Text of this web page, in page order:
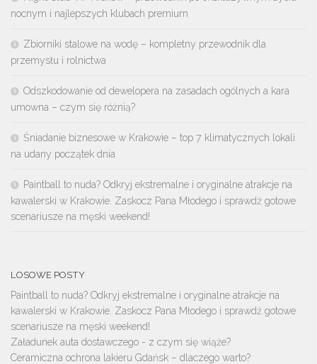
nocnym i najlepszych klubach premium
Zbiorniki stalowe na wodę – kompletny przewodnik dla
przemysłu i rolnictwa
Odszkodowanie od dewelopera na zasadach ogólnych a kara
umowna – czym się różnią?
Śniadanie biznesowe w Krakowie – top 7 klimatycznych lokali
na udany początek dnia
Paintball to nuda? Odkryj ekstremalne i oryginalne atrakcje na
kawalerski w Krakowie. Zaskocz Pana Młodego i sprawdź gotowe
scenariusze na męski weekend!
LOSOWE POSTY
Paintball to nuda? Odkryj ekstremalne i oryginalne atrakcje na
kawalerski w Krakowie. Zaskocz Pana Młodego i sprawdź gotowe
scenariusze na męski weekend!
Załadunek auta dostawczego - z czym się wiąże?
Ceramiczna ochrona lakieru Gdańsk – dlaczego warto?